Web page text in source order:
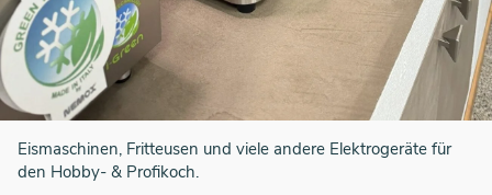
Eismaschinen, Fritteusen und viele andere Elektrogeräte für
den Hobby- & Profikoch.